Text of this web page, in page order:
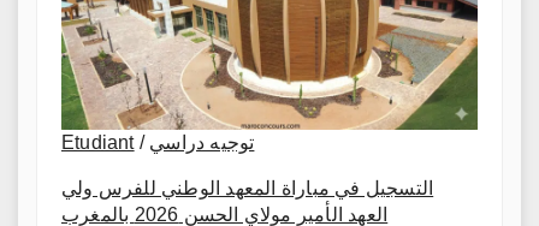
Etudiant/ توجيه دراسي
التسجيل في مباراة المعهد الوطني للفرس ولي
العهد الأمير مولاي الحسن 2026 بالمغرب